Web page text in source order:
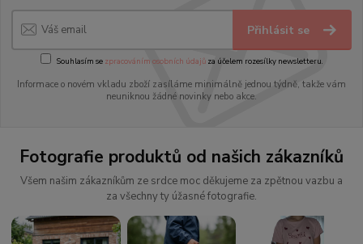
Přihlásit se
Souhlasím se zpracováním osobních údajůza účelem rozesílky newsletteru.
Informace o novém vkladu zboží zasíláme minimálně jednou týdně, takže vám
neuniknou žádné novinky nebo akce.
Fotografie produktů od našich zákazníků
Všem našim zákazníkům ze srdce moc děkujeme za zpětnou vazbu a
za všechny ty úžasné fotografie.